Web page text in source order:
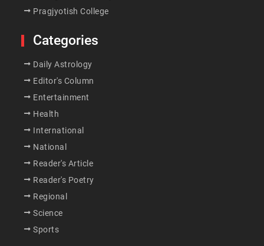
Pragjyotish College
Categories
Daily Astrology
Editor's Column
Entertainment
Health
International
National
Reader's Article
Reader's Poetry
Regional
Science
Sports